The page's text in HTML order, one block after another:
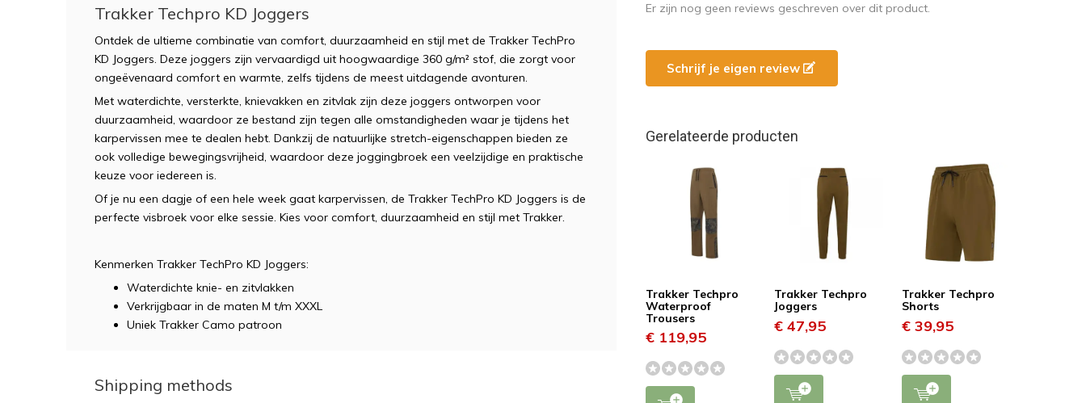
Trakker Techpro KD Joggers
Ontdek de ultieme combinatie van comfort, duurzaamheid en stijl met de Trakker TechPro
KD Joggers. Deze joggers zijn vervaardigd uit hoogwaardige 360 g/m² stof, die zorgt voor
ongeëvenaard comfort en warmte, zelfs tijdens de meest uitdagende avonturen.
Met waterdichte, versterkte, knievakken en zitvlak zijn deze joggers ontworpen voor
duurzaamheid, waardoor ze bestand zijn tegen alle omstandigheden waar je tijdens het
karpervissen mee te dealen hebt. Dankzij de natuurlijke stretch-eigenschappen bieden ze
ook volledige bewegingsvrijheid, waardoor deze joggingbroek een veelzijdige en praktische
keuze voor iedereen is.
Of je nu een dagje of een hele week gaat karpervissen, de Trakker TechPro KD Joggers is de
perfecte visbroek voor elke sessie. Kies voor comfort, duurzaamheid en stijl met Trakker.
Kenmerken Trakker TechPro KD Joggers:
Waterdichte knie- en zitvlakken
Verkrijgbaar in de maten M t/m XXXL
Uniek Trakker Camo patroon
Shipping methods
Er zijn nog geen reviews geschreven over dit product.
Schrijf je eigen review
Gerelateerde producten
Trakker Techpro
Waterproof
Trousers
€ 119,95
Trakker Techpro
Joggers
€ 47,95
Trakker Techpro
Shorts
€ 39,95